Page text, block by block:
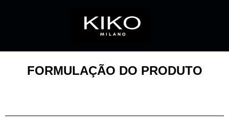
FORMULAÇÃO DO PRODUTO